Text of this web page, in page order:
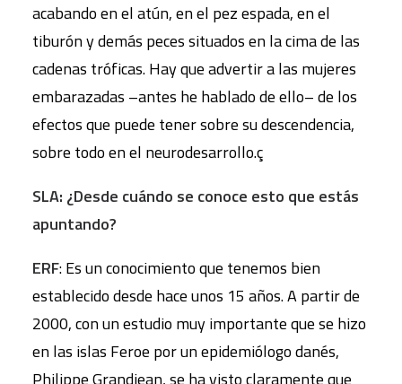
acabando en el atún, en el pez espada, en el
tiburón y demás peces situados en la cima de las
cadenas tróficas. Hay que advertir a las mujeres
embarazadas –antes he hablado de ello– de los
efectos que puede tener sobre su descendencia,
sobre todo en el neurodesarrollo.ç
SLA: ¿Desde cuándo se conoce esto que estás
apuntando?
ERF: Es un conocimiento que tenemos bien
establecido desde hace unos 15 años. A partir de
2000, con un estudio muy importante que se hizo
en las islas Feroe por un epidemiólogo danés,